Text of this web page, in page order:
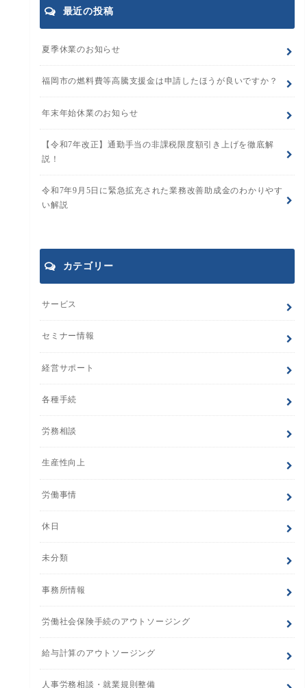
最近の投稿
夏季休業のお知らせ
福岡市の燃料費等高騰支援金は申請したほうが良いですか？
年末年始休業のお知らせ
【令和7年改正】通勤手当の非課税限度額引き上げを徹底解
説！
令和7年9月5日に緊急拡充された業務改善助成金のわかりやす
い解説
カテゴリー
サービス
セミナー情報
経営サポート
各種手続
労務相談
生産性向上
労働事情
休日
未分類
事務所情報
労働社会保険手続のアウトソージング
給与計算のアウトソージング
人事労務相談・就業規則整備